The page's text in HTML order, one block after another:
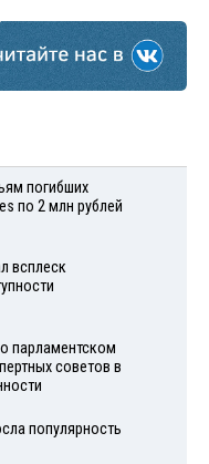
погибших
по 2 млн рублей
всплеск
парламентском
советов в
популярность